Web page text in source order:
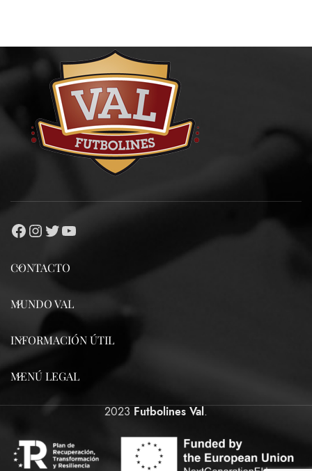
CONTACTO
MUNDO VAL
INFORMACIÓN ÚTIL
MENÚ LEGAL
2023 Futbolines Val.